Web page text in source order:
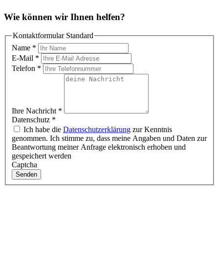
Wie können wir Ihnen helfen?
Kontaktformular Standard
Name *
E-Mail *
Telefon *
Ihre Nachricht *
Datenschutz *
Ich habe die Datenschutzerklärung zur Kenntnis
genommen. Ich stimme zu, dass meine Angaben und Daten zur
Beantwortung meiner Anfrage elektronisch erhoben und
gespeichert werden
Captcha
Senden